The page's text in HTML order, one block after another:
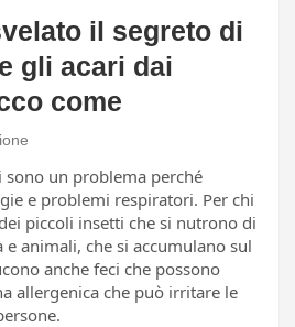
il segreto di
gli acari dai
come
sono un problema perché
e problemi respiratori. Per chi
piccoli insetti che si nutrono di
animali, che si accumulano sul
anche feci che possono
allergenica che può irritare le